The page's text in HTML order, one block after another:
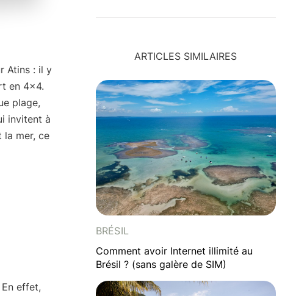
Atins : il y
en 4×4.
plage,
invitent à
la mer, ce
En effet,
ARTICLES SIMILAIRES
BRÉSIL
Comment avoir Internet illimité au
Brésil ? (sans galère de SIM)